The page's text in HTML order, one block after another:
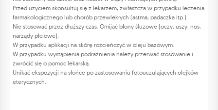
Przed użyciem skonsultuj się z lekarzem, zwłaszcza w przypadku leczenia
farmakologicznego lub chorób przewlekłych (astma, padaczka itp.).
Nie stosować przez dłuższy czas. Omijać błony śluzowe (oczy, uszy, nos,
narządy płciowe).
W przypadku aplikacji na skórę rozcieńczyć w oleju bazowym.
W przypadku wystąpienia podrażnienia należy przerwać stosowanie i
zwrócić się o pomoc lekarską.
Unikać ekspozycji na słońce po zastosowaniu fotouczulających olejków
eterycznych.